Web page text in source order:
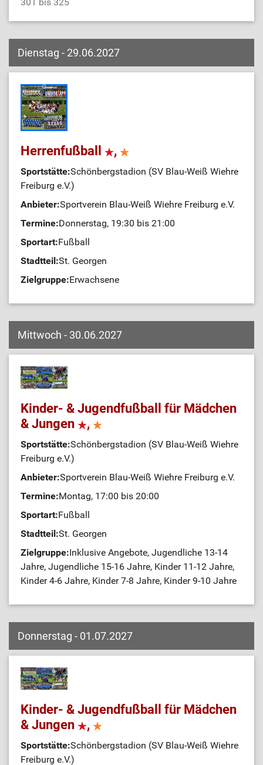
Dienstag - 29.06.2027
Herrenfußball ,
Sportstätte:Schönbergstadion (SV Blau-Weiß Wiehre
Freiburg e.V.)
Anbieter:Sportverein Blau-Weiß Wiehre Freiburg e.V.
Termine:Donnerstag, 19:30 bis 21:00
Sportart:Fußball
Stadtteil:St. Georgen
Zielgruppe:Erwachsene
Mittwoch - 30.06.2027
Kinder- & Jugendfußball für Mädchen
& Jungen
,
Sportstätte:Schönbergstadion (SV Blau-Weiß Wiehre
Freiburg e.V.)
Anbieter:Sportverein Blau-Weiß Wiehre Freiburg e.V.
Termine:Montag, 17:00 bis 20:00
Sportart:Fußball
Stadtteil:St. Georgen
Zielgruppe:Inklusive Angebote, Jugendliche 13-14
Jahre, Jugendliche 15-16 Jahre, Kinder 11-12 Jahre,
Kinder 4-6 Jahre, Kinder 7-8 Jahre, Kinder 9-10 Jahre
Donnerstag - 01.07.2027
Kinder- & Jugendfußball für Mädchen
& Jungen
,
Sportstätte:Schönbergstadion (SV Blau-Weiß Wiehre
Freiburg e.V.)